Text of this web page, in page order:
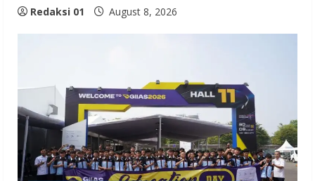
Redaksi 01 August 8, 2026